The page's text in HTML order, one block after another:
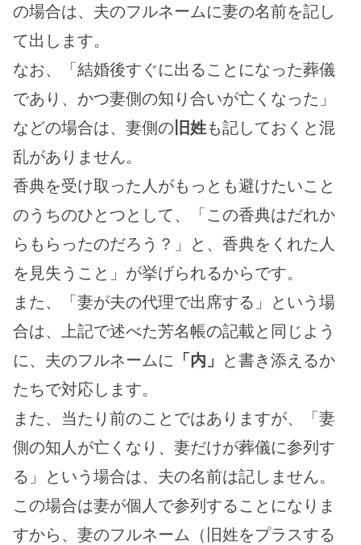
の場合は、夫のフルネームに妻の名前を記し
て出します。
なお、「結婚後すぐに出ることになった葬儀
であり、かつ妻側の知り合いが亡くなった」
などの場合は、妻側の 旧姓も記しておくと混
乱がありません。
香典を受け取った人がもっとも避けたいこと
のうちのひとつとして、「この香典はだれか
らもらったのだろう？」と、香典をくれた人
を見失うこと」が挙げられるからです。
また、「妻が夫の代理で出席する」という場
合は、上記で述べた芳名帳の記載と同じよう
に、夫のフルネームに 「内」 と書き添えるか
たちで対応します。
また、当たり前のことではありますが、「妻
側の知人が亡くなり、妻だけが葬儀に参列す
る」という場合は、夫の名前は記しません。
この場合は妻が個人で参列することになりま
すから、妻のフルネーム（旧姓をプラスする